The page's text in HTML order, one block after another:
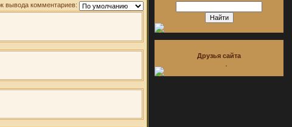
вывода комментариев:
Друзья сайта